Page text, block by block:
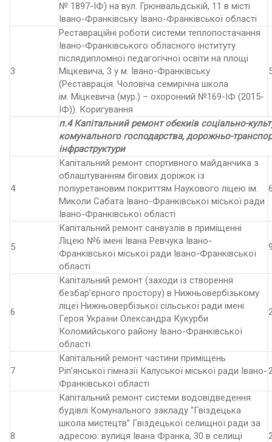
№ 1897-ІФ) на вул. Грюнвальдській, 11 в місті
Івано-Франківську Івано-Франківської області
3
Реставраційні роботи системи теплопостачання
Івано-Франківського обласного інституту
післядипломної педагогічної освіти на площі
Міцкевича, 3 у м. Івано-Франківську
(Реставрація. Чоловіча семирічна школа
ім. Міцкевича (мур.) – охоронний №169-ІФ (2015-
ІФ)). Коригування
п.4 Капітальний ремонт обєкиів соціально-
комунального господарства, дорожньо-
інфраструктури
4
Капітальний ремонт спортивного майданчика з
облаштуванням бігових доріжок із
поліуретановим покриттям Наукового ліцею ім.
Миколи Сабата Івано-Франківської міської ради
Івано-Франківської області
5
Капітальний ремонт санвузлів в приміщенні
Ліцею №6 імені Івана Ревчука Івано-
Франківської міської ради Івано-Франківської
області
6
Капітальний ремонт (заходи із створення
безбар’єрного простору) в Нижньовербізькому
ліцеї Нижньовербізької сільської ради імені
Героя України Олександра Кукурби
Коломийського району Івано-Франківської
області
7
Капітальний ремонт частини приміщень
Ріп’янської гімназії Калуської міської ради Івано-
Франківської області
8
Капітальний ремонт системи водовідведення
будівлі Комунального закладу “Гвіздецька
школа мистецтв” Гвіздецької селищної ради за
адресою: вулиця Івана Франка, 30 в селищі